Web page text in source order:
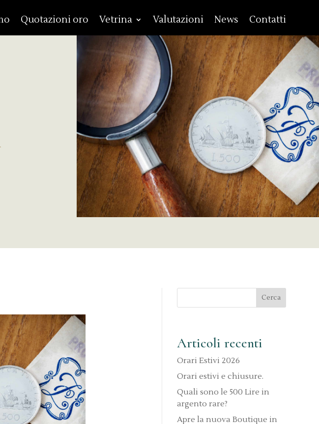
Quotazioni oro Vetrina Valutazioni News Contatti
Articoli recenti
Orari Estivi 2026
Orari estivi e chiusure.
Quali sono le 500 Lire in
argento rare?
Apre la nuova Boutique in